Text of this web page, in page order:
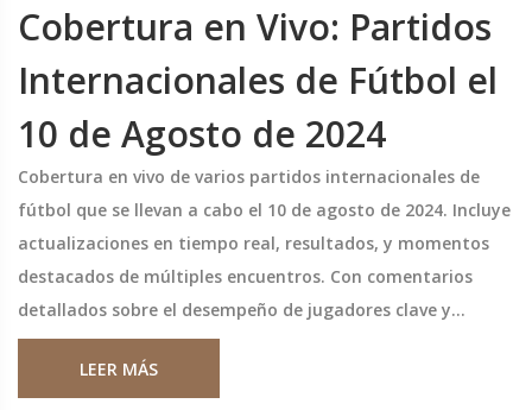
Cobertura en Vivo: Partidos
Internacionales de Fútbol el
10 de Agosto de 2024
Cobertura en vivo de varios partidos internacionales de
fútbol que se llevan a cabo el 10 de agosto de 2024. Incluye
actualizaciones en tiempo real, resultados, y momentos
destacados de múltiples encuentros. Con comentarios
detallados sobre el desempeño de jugadores clave y
decisiones tácticas, análisis estadístico y reacciones de
entrenadores y jugadores.
LEER MÁS